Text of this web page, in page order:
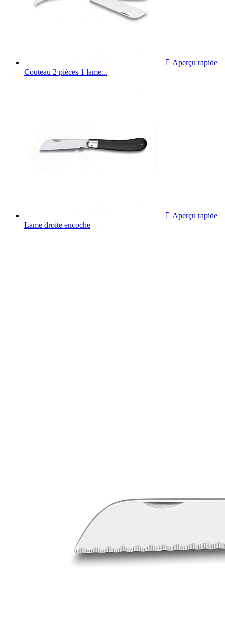
 Aperçu rapide
Couteau 2 pièces 1 lame...
 Aperçu rapide
Lame droite encoche